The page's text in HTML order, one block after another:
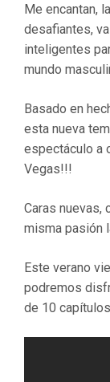
Me encantan,
desafiantes,
inteligentes
mundo
Basado en
esta nueva
espectáculo a
Vegas!!!
Caras nuevas,
misma pasión
Este verano
podremos
de 10